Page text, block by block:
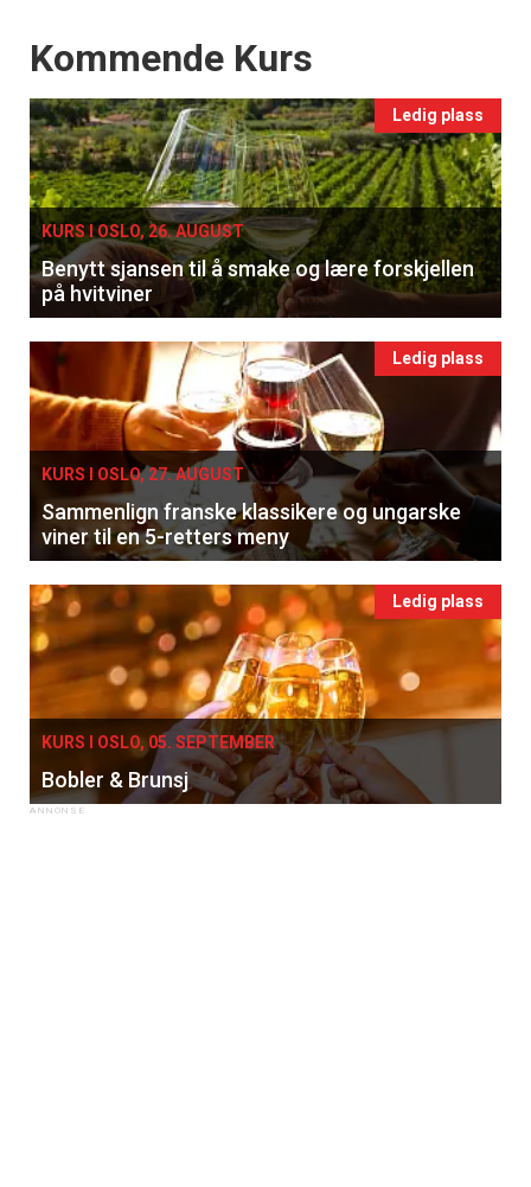
Events
Kommende Kurs
Ledig plass
KURS I OSLO, 26. AUGUST
Benytt sjansen til å smake og lære forskjellen
på hvitviner
Ledig plass
KURS I OSLO, 27. AUGUST
Sammenlign franske klassikere og ungarske
viner til en 5-retters meny
Ledig plass
KURS I OSLO, 05. SEPTEMBER
Bobler & Brunsj